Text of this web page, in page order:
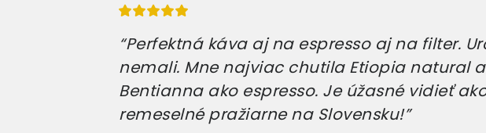
“Perfektná káva aj na espresso aj na filter.
nemali. Mne najviac chutila Etiopia natural
Bentianna ako espresso. Je úžasné vidieť
remeselné pražiarne na Slovensku!”